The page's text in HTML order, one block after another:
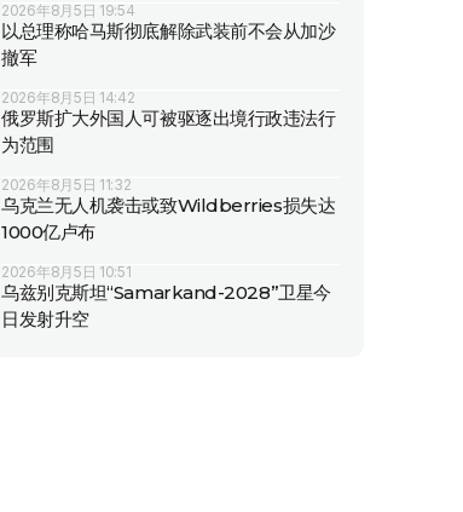
2026年8月5日 19:54
以总理称哈马斯彻底解除武装前不会从加沙
撤军
2026年8月5日 14:42
俄罗斯扩大外国人可被驱逐出境行政违法行
为范围
2026年8月5日 11:32
乌克兰无人机袭击或致Wildberries损失达
1000亿卢布
2026年8月5日 10:51
乌兹别克斯坦“Samarkand-2028”卫星今
日发射升空